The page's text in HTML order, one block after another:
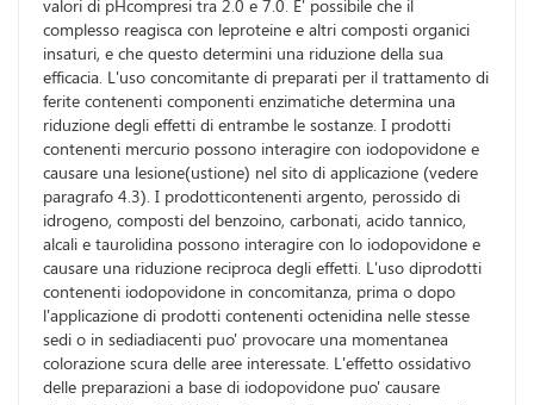
valori di pHcompresi tra 2.0 e 7.0. E' possibile che il
complesso reagisca con leproteine e altri composti organici
insaturi, e che questo determini una riduzione della sua
efficacia. L'uso concomitante di preparati per il trattamento di
ferite contenenti componenti enzimatiche determina una
riduzione degli effetti di entrambe le sostanze. I prodotti
contenenti mercurio possono interagire con iodopovidone e
causare una lesione(ustione) nel sito di applicazione (vedere
paragrafo 4.3). I prodotticontenenti argento, perossido di
idrogeno, composti del benzoino, carbonati, acido tannico,
alcali e taurolidina possono interagire con lo iodopovidone e
causare una riduzione reciproca degli effetti. L'uso diprodotti
contenenti iodopovidone in concomitanza, prima o dopo
l'applicazione di prodotti contenenti octenidina nelle stesse
sedi o in sediadiacenti puo' provocare una momentanea
colorazione scura delle aree interessate. L'effetto ossidativo
delle preparazioni a base di iodopovidone puo' causare